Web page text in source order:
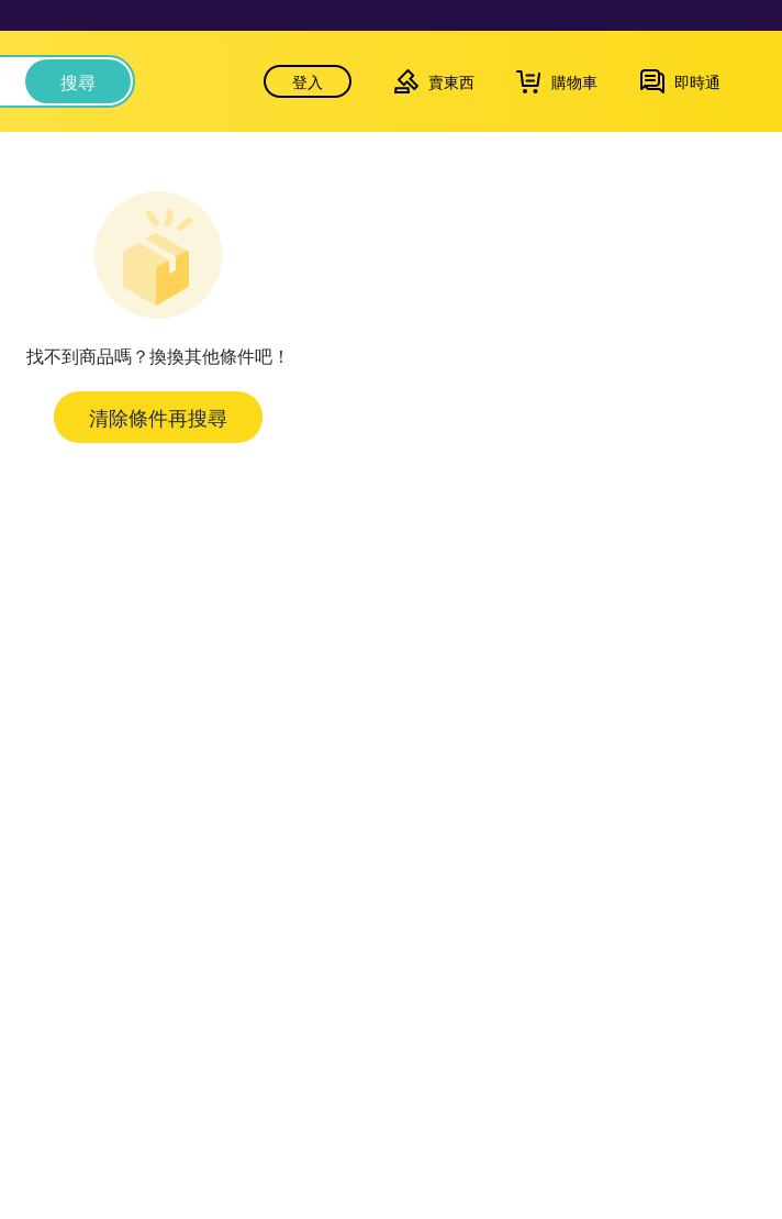
搜尋 登入 賣東西 購物車 即時通
找不到商品嗎？換換其他條件吧！
清除條件再搜尋